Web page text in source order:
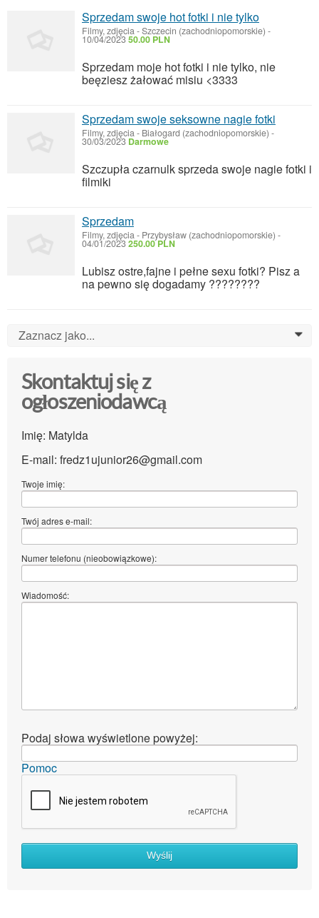
Sprzedam swoje hot fotki i nie tylko
Filmy, zdjęcia-Szczecin (zachodniopomorskie) -
10/04/202350.00 PLN
Sprzedam moje hot fotki i nie tylko, nie
beęziesz żałować misiu <3333
Sprzedam swoje seksowne nagie fotki
Filmy, zdjęcia- Białogard (zachodniopomorskie) -
30/03/2023 Darmowe
Szczupła czarnulk sprzeda swoje nagie fotki i
filmiki
Sprzedam
Filmy, zdjęcia- Przybysław (zachodniopomorskie) -
04/01/2023250.00 PLN
Lubisz ostre,fajne i pełne sexu fotki? Pisz a
na pewno się dogadamy ????????
Zaznacz jako... 0
Skontaktuj się z
ogłoszeniodawcą
Imię: Matylda
E-mail: fredz1ujunior26@gmail.com
Twoje imię:
Twój adres e-mail:
Numer telefonu (nieobowiązkowe):
Wiadomość:
Podaj słowa wyświetlone powyżej:
Pomoc
Wyślij